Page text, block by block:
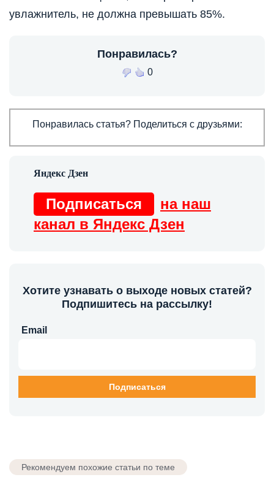
увлажнитель, не должна превышать 85%.
Понравилась?
0
Понравилась статья? Поделиться с друзьями:
Подписаться
на наш
канал в Яндекс Дзен
Хотите узнавать о выходе новых статей?
Подпишитесь на рассылку!
Email
Рекомендуем похожие статьи по теме